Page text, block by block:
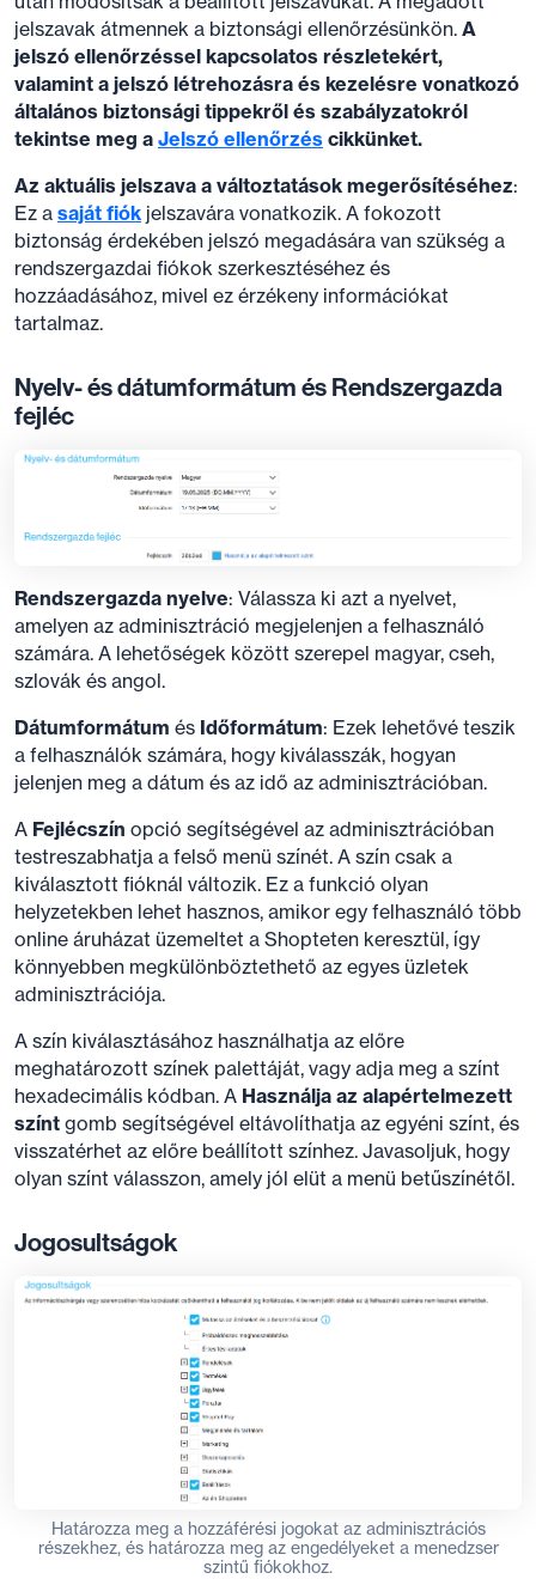
jelszavak átmennek a biztonsági ellenőrzésünkön. A
jelszó ellenőrzéssel kapcsolatos részletekért,
valamint a jelszó létrehozásra és kezelésre vonatkozó
általános biztonsági tippekről és szabályzatokról
tekintse meg a Jelszó ellenőrzés cikkünket.
Az aktuális jelszava a változtatások megerősítéséhez:
Ez a saját fiók jelszavára vonatkozik. A fokozott
biztonság érdekében jelszó megadására van szükség a
rendszergazdai fiókok szerkesztéséhez és
hozzáadásához, mivel ez érzékeny információkat
tartalmaz.
Nyelv- és dátumformátum és Rendszergazda
fejléc
Rendszergazda nyelve: Válassza ki azt a nyelvet,
amelyen az adminisztráció megjelenjen a felhasználó
számára. A lehetőségek között szerepel magyar, cseh,
szlovák és angol.
Dátumformátum és Időformátum: Ezek lehetővé teszik
a felhasználók számára, hogy kiválasszák, hogyan
jelenjen meg a dátum és az idő az adminisztrációban.
A Fejlécszín opció segítségével az adminisztrációban
testreszabhatja a felső menü színét. A szín csak a
kiválasztott fióknál változik. Ez a funkció olyan
helyzetekben lehet hasznos, amikor egy felhasználó több
online áruházat üzemeltet a Shopteten keresztül, így
könnyebben megkülönböztethető az egyes üzletek
adminisztrációja.
A szín kiválasztásához használhatja az előre
meghatározott színek palettáját, vagy adja meg a színt
hexadecimális kódban. A Használja az alapértelmezett
színt gomb segítségével eltávolíthatja az egyéni színt, és
visszatérhet az előre beállított színhez. Javasoljuk, hogy
olyan színt válasszon, amely jól elüt a menü betűszínétől.
Jogosultságok
Határozza meg a hozzáférési jogokat az adminisztrációs
részekhez, és határozza meg az engedélyeket a menedzser
szintű fiókokhoz.